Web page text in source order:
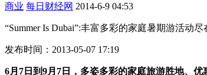
商业 每日财经网 2014-6-9 04:53
“Summer Is Dubai”:丰富多彩的家庭暑期游活动尽
发布时间：2013-05-07 17:19
6月 7 日 到9月 7 日 ，多姿多彩的家庭旅游胜地、